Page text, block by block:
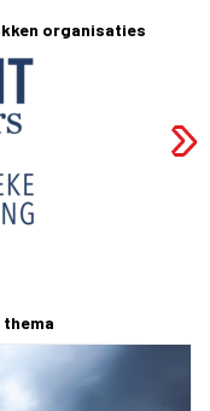
organisaties